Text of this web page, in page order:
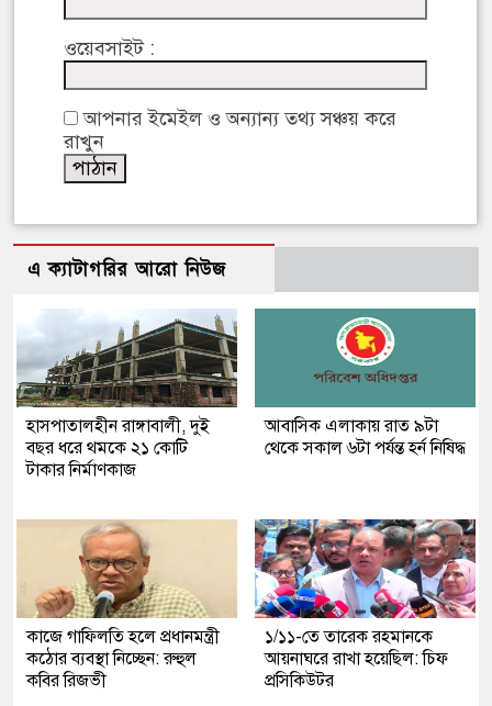
ওয়েবসাইট :
আপনার ইমেইল ও অন্যান্য তথ্য সঞ্চয় করে
রাখুন
এ ক্যাটাগরির আরো নিউজ
হাসপাতালহীন রাঙ্গাবালী, দুই
বছর ধরে থমকে ২১ কোটি
টাকার নির্মাণকাজ
আবাসিক এলাকায় রাত ৯টা
থেকে সকাল ৬টা পর্যন্ত হর্ন নিষিদ্ধ
কাজে গাফিলতি হলে প্রধানমন্ত্রী
কঠোর ব্যবস্থা নিচ্ছেন: রুহুল
কবির রিজভী
১/১১-তে তারেক রহমানকে
আয়নাঘরে রাখা হয়েছিল: চিফ
প্রসিকিউটর